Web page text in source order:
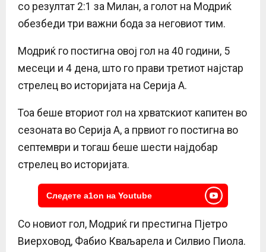
со резултат 2:1 за Милан, а голот на Модриќ
обезбеди три важни бода за неговиот тим.
Модриќ го постигна овој гол на 40 години, 5
месеци и 4 дена, што го прави третиот најстар
стрелец во историјата на Серија А.
Тоа беше вториот гол на хрватскиот капитен во
сезоната во Серија А, а првиот го постигна во
септември и тогаш беше шести најдобар
стрелец во историјата.
Следете a1on на Youtube
Со новиот гол, Модриќ ги престигна Пјетро
Виерховод, Фабио Кваљарела и Силвио Пиола.